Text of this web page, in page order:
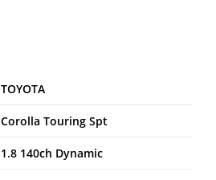
TOYOTA
Corolla Touring Spt
1.8 140ch Dynamic